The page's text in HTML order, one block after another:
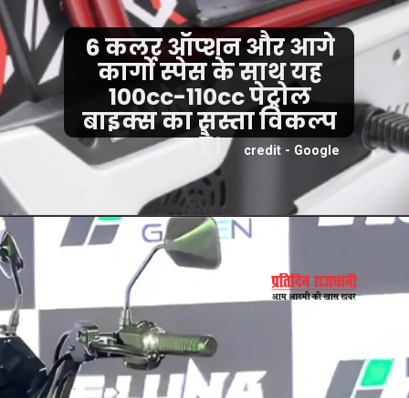
6 कलर ऑप्शन और आगे
कार्गो स्पेस के साथ यह
100cc-110cc पेट्रोल
बाइक्स का सस्ता विकल्प
है। credit - Google